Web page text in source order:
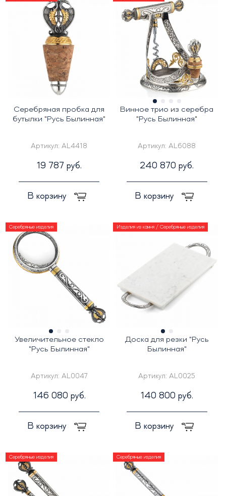
Серебряная пробка для
бутылки "Русь Былинная"
Артикул:AL4418
19 787 руб.
В корзину
Винное трио из серебра
"Русь Былинная"
Артикул:AL6088
240 870 руб.
В корзину
Увеличительное стекло
"Русь Былинная"
Серебряные изделия
Артикул: AL0047
146 080 руб.
В корзину
Доска для резки "Русь
Былинная"
Изделия из камня / Серебряные изделия
Артикул:AL0025
140 800 руб.
В корзину
Серебряные изделия Серебряные изделия